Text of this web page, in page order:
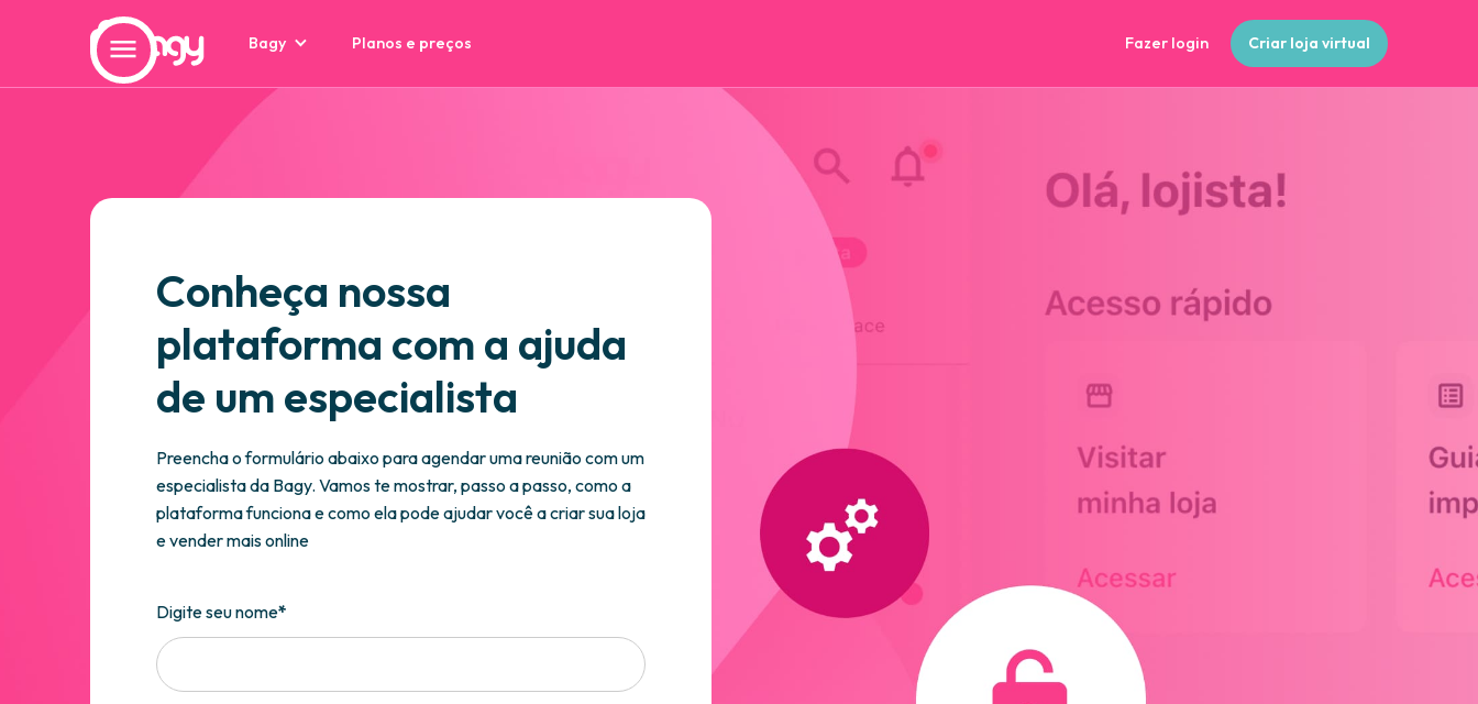
Bagy Planos e preços Fazer login Criar loja virtual
Conheça nossa
plataforma com a ajuda
de um especialista
Preencha o formulário abaixo para agendar uma reunião com um
especialista da Bagy. Vamos te mostrar, passo a passo, como a
plataforma funciona e como ela pode ajudar você a criar sua loja
e vender mais online
Digite seu nome*